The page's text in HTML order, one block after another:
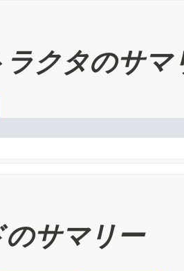
ラクタのサマ
サマリー